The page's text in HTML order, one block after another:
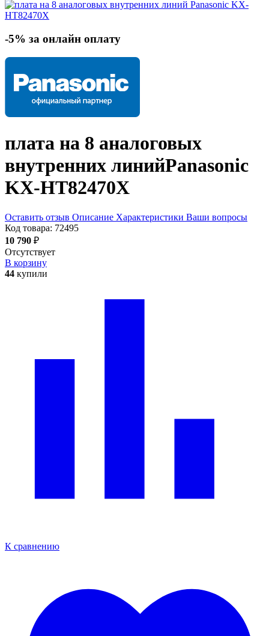
-5% за онлайн оплату
плата на 8 аналоговых
внутренних линийPanasonic
KX-HT82470X
Оставить отзыв Описание Характеристики Ваши вопросы
Код товара: 72495
10 790 ₽
Отсутствует
В корзину
44 купили
К сравнению